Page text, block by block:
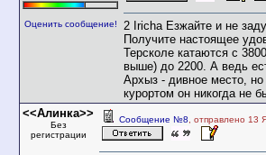
Оценить сообщение!
2 Iricha Езжайте и не
Получите настоящее
Терсколе катаются с
выше) до 2200. А ведь
Архыз - дивное место,
курортом он никогда не
<<Алинка>>
Без
регистрации
Сообщение №8 , отправлено 13